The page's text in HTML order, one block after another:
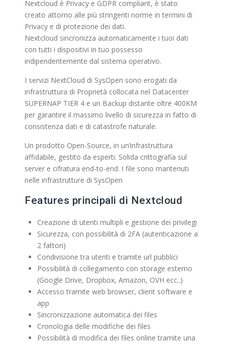
Nextcloud è Privacy e GDPR compliant, è stato
creato attorno alle più stringenti norme in termini di
Privacy e di protezione dei dati.
Nextcloud sincronizza automaticamente i tuoi dati
con tutti i dispositivi in tuo possesso
indipendentemente dal sistema operativo.
I servizi NextCloud di SysOpen sono erogati da
infrastruttura di Proprietà collocata nel Datacenter
SUPERNAP TIER 4 e un Backup distante oltre 400KM
per garantire il massimo livello di sicurezza in fatto di
consistenza dati e di catastrofe naturale.
Un prodotto Open-Source, in un’infrastruttura
affidabile, gestito da esperti. Solida crittografia sul
server e cifratura end-to-end. I file sono mantenuti
nelle infrastrutture di SysOpen
Features principali di Nextcloud
Creazione di utenti multipli e gestione dei privilegi
Sicurezza, con possibilità di 2FA (autenticazione a
2 fattori)
Condivisione tra utenti e tramite url pubblici
Possibilità di collegamento con storage esterno
(Google Drive, Dropbox, Amazon, OVH ecc..)
Accesso tramite web browser, client software e
app
Sincronizzazione automatica dei files
Cronologia delle modifiche dei files
Possibilità di modifica dei files online tramite una